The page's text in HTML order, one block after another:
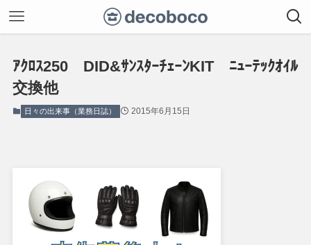
ｱｸﾛｽ250 DID&ｻﾝｽﾀｰﾁｪｰﾝKIT ﾆｭｰﾃｯｸｵｲﾙ
交換他
日々の出来事（業務日誌） 2015年6月15日